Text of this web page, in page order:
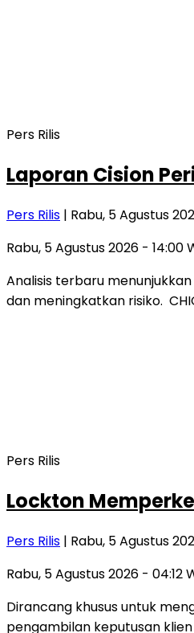
Pers Rilis
Laporan Cision
Pers Rilis | Rabu, 5 Agustus
Rabu, 5 Agustus 2026 - 14:00
Analisis terbaru
dan meningkatkan risiko.
Pers Rilis
Lockton
Pers Rilis | Rabu, 5 Agustus
Rabu, 5 Agustus 2026 - 04:12
Dirancang khusus untuk
pengambilan keputusan klien